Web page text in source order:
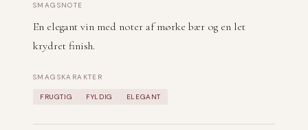
SMAGSNOTE
En elegant vin med noter af mørke bær og en let
krydret finish.
SMAGSKARAKTER
FRUGTIG FYLDIG ELEGANT